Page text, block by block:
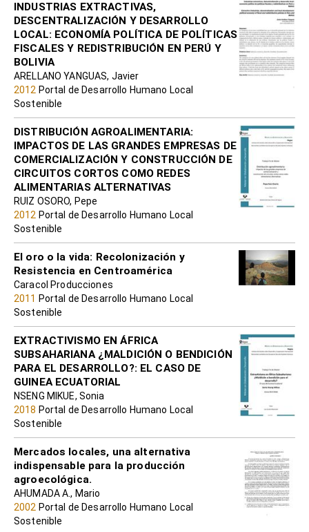
INDUSTRIAS EXTRACTIVAS,
DESCENTRALIZACIÓN Y DESARROLLO
LOCAL: ECONOMÍA POLÍTICA DE POLÍTICAS
FISCALES Y REDISTRIBUCIÓN EN PERÚ Y
BOLIVIA
ARELLANO YANGUAS, Javier
2012 Portal de Desarrollo Humano Local
Sostenible
DISTRIBUCIÓN AGROALIMENTARIA:
IMPACTOS DE LAS GRANDES EMPRESAS DE
COMERCIALIZACIÓN Y CONSTRUCCIÓN DE
CIRCUITOS CORTOS COMO REDES
ALIMENTARIAS ALTERNATIVAS
RUIZ OSORO, Pepe
2012 Portal de Desarrollo Humano Local
Sostenible
El oro o la vida: Recolonización y
Resistencia en Centroamérica
Caracol Producciones
2011 Portal de Desarrollo Humano Local
Sostenible
EXTRACTIVISMO EN ÁFRICA
SUBSAHARIANA ¿MALDICIÓN O BENDICIÓN
PARA EL DESARROLLO?: EL CASO DE
GUINEA ECUATORIAL
NSENG MIKUE, Sonia
2018 Portal de Desarrollo Humano Local
Sostenible
Mercados locales, una alternativa
indispensable para la producción
agroecológica.
AHUMADA A., Mario
2002 Portal de Desarrollo Humano Local
Sostenible